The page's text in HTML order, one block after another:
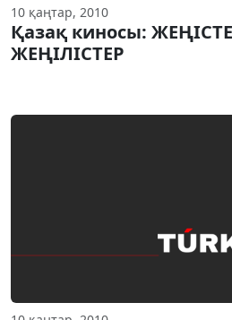
10 қаңтар, 2010
Қазақ киносы:
ЖЕҢIЛIСТЕР